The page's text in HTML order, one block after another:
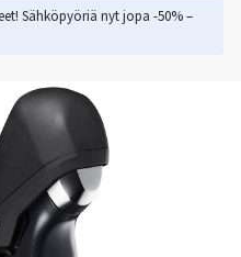
Sähköpyöriä nyt jopa -50% –